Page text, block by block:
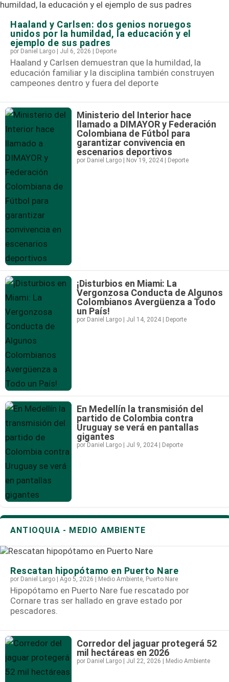
Haaland y Carlsen: dos genios noruegos
unidos por la humildad, la educación y el
ejemplo de sus padres
por Daniel Largo Jul 6, 2026 Deporte
Haaland y Carlsen demuestran que la humildad, la
educación familiar y la disciplina también construyen
campeones dentro y fuera del deporte
Ministerio del Interior hace
llamado a DIMAYOR y Federación
Colombiana de Fútbol para
garantizar convivencia en
escenarios deportivos
por Daniel Largo| Nov 19, 2024| Deporte
¡Disturbios en Miami: La
Vergonzosa Conducta de Algunos
Colombianos Avergüenza a Todo
un País!
por Daniel Largo| Jul 14, 2024| Deporte
En Medellín la transmisión del
partido de Colombia contra
Uruguay se verá en pantallas
gigantes
por Daniel Largo| Jul 9, 2024| Deporte
ANTIOQUIA - MEDIO AMBIENTE
Rescatan hipopótamo en Puerto Nare
por Daniel Largo Ago 5, 2026 Medio Ambiente, Puerto Nare
Hipopótamo en Puerto Nare fue rescatado por
Cornare tras ser hallado en grave estado por
pescadores.
Corredor del jaguar protegerá 52
mil hectáreas en 2026
por Daniel Largo| Jul 22, 2026 | Medio Ambiente